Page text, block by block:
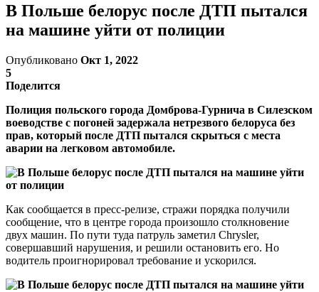
В Польше белорус после ДТП пытался
на машине уйти от полиции
Опубликовано Окт 1, 2022
5
Поделится
Полиция польского города Домброва-Гурнича в Силезском
воеводстве с погоней задержала нетрезвого белоруса без
прав, который после ДТП пытался скрыться с места
аварии на легковом автомобиле.
Как сообщается в пресс-релизе, стражи порядка получили
сообщение, что в центре города произошло столкновение
двух машин. По пути туда патруль заметил Chrysler,
совершавший нарушения, и решили остановить его. Но
водитель проигнорировал требование и ускорился.